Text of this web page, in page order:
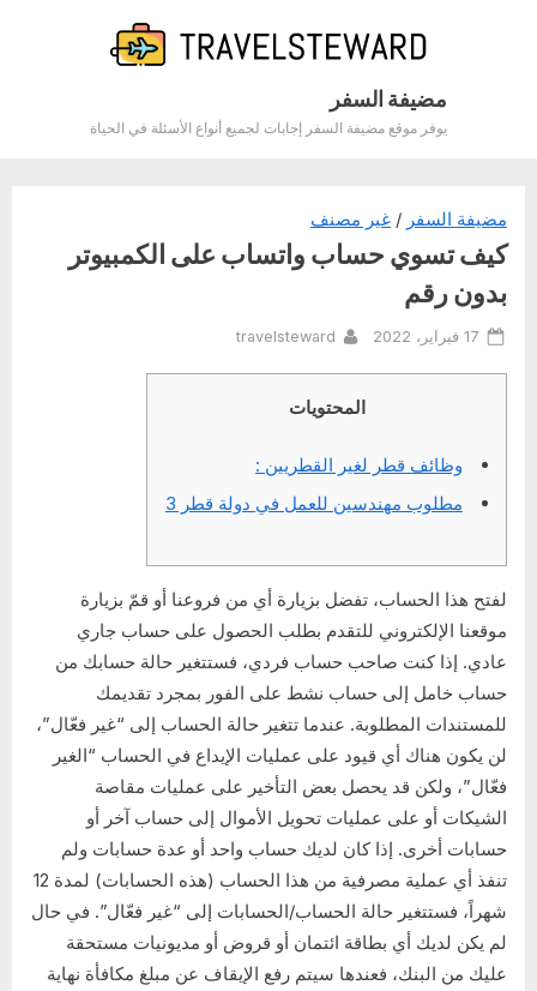
مضيفة السفر
يوفر موقع مضيفة السفر إجابات لجميع أنواع الأسئلة في الحياة
مضيفة السفر / غير مصنف
كيف تسوي حساب واتساب على الكمبيوتر
بدون رقم
Posted
17 فبراير، 2022 By
travelsteward
المحتويات
وظائف قطر لغير القطريين :
مطلوب مهندسين للعمل في دولة قطر 3
لفتح هذا الحساب، تفضل بزيارة أي من فروعنا أو قمّ بزيارة
موقعنا الإلكتروني للتقدم بطلب الحصول على حساب جاري
عادي. إذا كنت صاحب حساب فردي، فستتغير حالة حسابك من
حساب خامل إلى حساب نشط على الفور بمجرد تقديمك
للمستندات المطلوبة. عندما تتغير حالة الحساب إلى “غير فعّال”،
لن يكون هناك أي قيود على عمليات الإيداع في الحساب “الغير
فعّال”، ولكن قد يحصل بعض التأخير على عمليات مقاصة
الشيكات أو على عمليات تحويل الأموال إلى حساب آخر أو
حسابات أخرى. إذا كان لديك حساب واحد أو عدة حسابات ولم
تنفذ أي عملية مصرفية من هذا الحساب (هذه الحسابات) لمدة 12
شهراً، فستتغير حالة الحساب/الحسابات إلى “غير فعّال”. في حال
لم يكن لديك أي بطاقة ائتمان أو قروض أو مديونيات مستحقة
عليك من البنك، فعندها سيتم رفع الإيقاف عن مبلغ مكافأة نهاية